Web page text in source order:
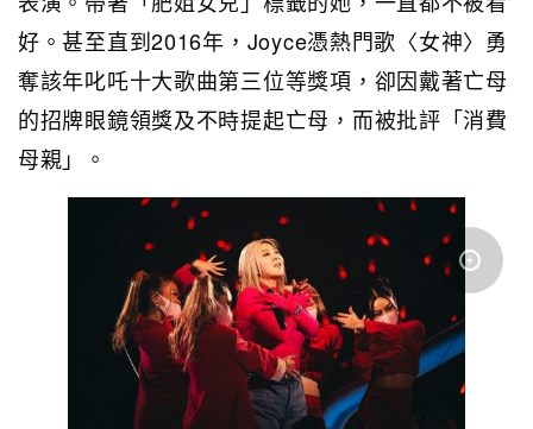
好。甚至直到2016年，Joyce憑熱門歌〈女神〉勇
奪該年叱吒十大歌曲第三位等獎項，卻因戴著亡母
的招牌眼鏡領獎及不時提起亡母，而被批評「消費
母親」。